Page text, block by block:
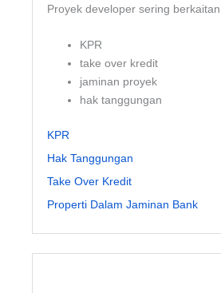
Proyek developer sering
KPR
take over kredit
jaminan proyek
hak tanggungan
KPR
Hak Tanggungan
Take Over Kredit
Properti Dalam Jaminan Bank